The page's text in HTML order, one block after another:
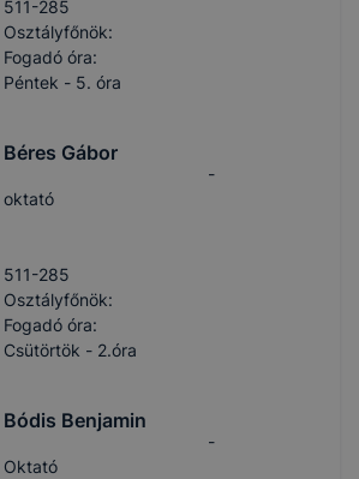
511-285
Osztályfőnök:
Fogadó óra:
Péntek - 5. óra
Béres Gábor
oktató
-
511-285
Osztályfőnök:
Fogadó óra:
Csütörtök - 2.óra
Bódis Benjamin
Oktató
-